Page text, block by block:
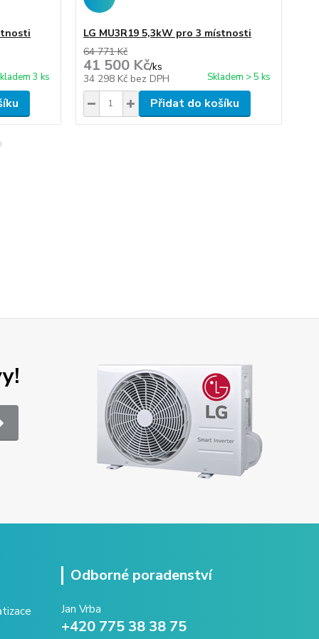
3 ks
LG MU3R19 5,3kW pro 3 místnosti
64 771 Kč
41 500 Kč/ks
34 298 Kč bez DPH Skladem > 5 ks
Přidat do košíku
Odborné poradenství
Jan Vrba
+420 775 38 38 75